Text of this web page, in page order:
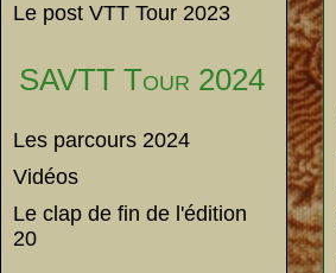
Le post VTT Tour 2023
SAVTT Tour 2024
Les parcours 2024
Vidéos
Le clap de fin de l'édition
20